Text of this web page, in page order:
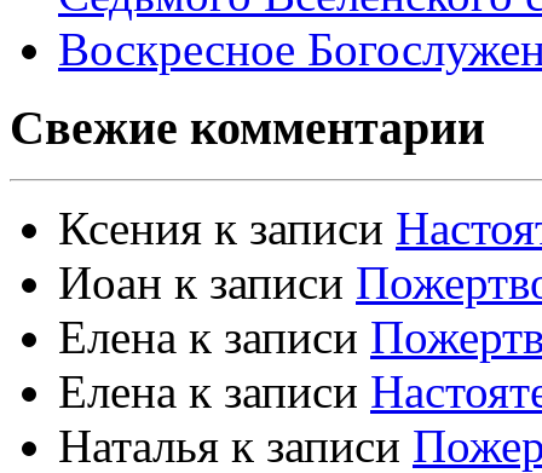
Воскресное
Свежие комментарии
Ксения к записи
Иоан к записи
Елена к записи
Елена к записи
Наталья к записи